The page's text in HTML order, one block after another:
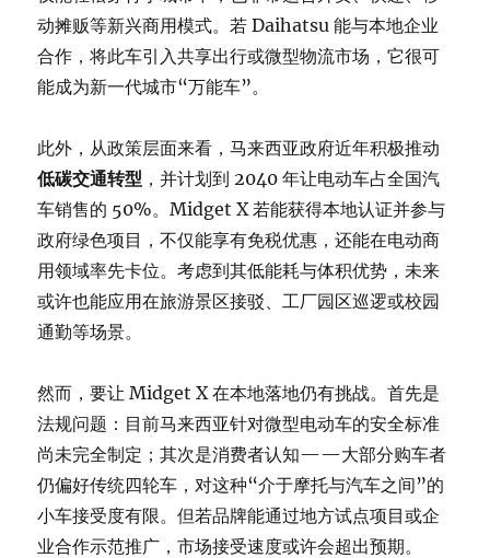
动摊贩等新兴商用模式。若 Daihatsu 能与本地企业
合作，将此车引入共享出行或微型物流市场，它很可
能成为新一代城市“万能车”。
此外，从政策层面来看，马来西亚政府近年积极推动
低碳交通转型 ，并计划到 2040 年让电动车占全国汽
车销售的 50%。Midget X 若能获得本地认证并参与
政府绿色项目，不仅能享有免税优惠，还能在电动商
用领域率先卡位。考虑到其低能耗与体积优势，未来
或许也能应用在旅游景区接驳、工厂园区巡逻或校园
通勤等场景。
然而，要让 Midget X 在本地落地仍有挑战。首先是
法规问题：目前马来西亚针对微型电动车的安全标准
尚未完全制定；其次是消费者认知——大部分购车者
仍偏好传统四轮车，对这种“介于摩托与汽车之间”的
小车接受度有限。但若品牌能通过地方试点项目或企
业合作示范推广，市场接受速度或许会超出预期。